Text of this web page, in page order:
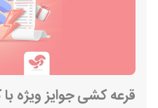
قرعه کشی جوایز ویژه